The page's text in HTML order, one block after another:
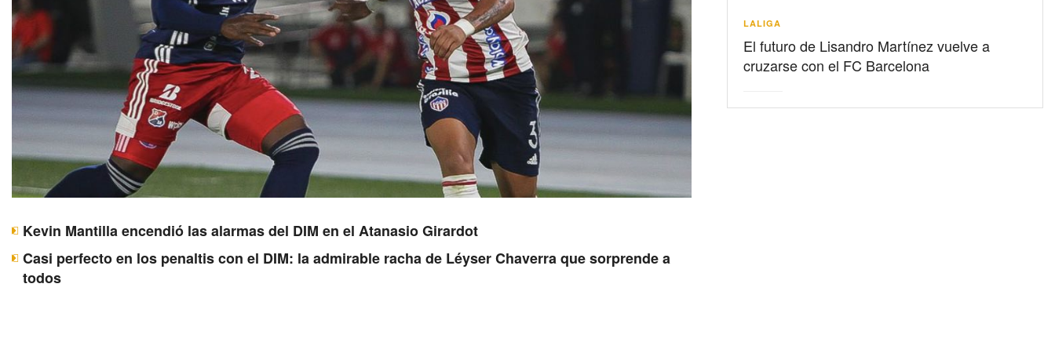
Kevin Mantilla encendió las alarmas del DIM en el Atanasio Girardot
Casi perfecto en los penaltis con el DIM: la admirable racha de Léyser Chaverra que sorprende a
todos
LALIGA
El futuro de Lisandro Martínez vuelve a
cruzarse con el FC Barcelona